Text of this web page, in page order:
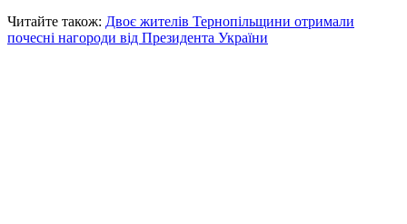
Читайте також: Двоє жителів Тернопільщини отримали
почесні нагороди від Президента України